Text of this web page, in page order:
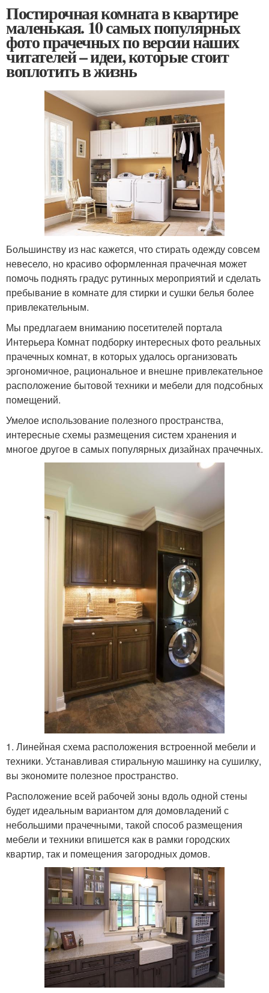
Постирочная комната в квартире
маленькая. 10 самых популярных
фото прачечных по версии наших
читателей – идеи, которые стоит
воплотить в жизнь
Большинству из нас кажется, что стирать одежду совсем
невесело, но красиво оформленная прачечная может
помочь поднять градус рутинных мероприятий и сделать
пребывание в комнате для стирки и сушки белья более
привлекательным.
Мы предлагаем вниманию посетителей портала
Интерьера Комнат подборку интересных фото реальных
прачечных комнат, в которых удалось организовать
эргономичное, рациональное и внешне привлекательное
расположение бытовой техники и мебели для подсобных
помещений.
Умелое использование полезного пространства,
интересные схемы размещения систем хранения и
многое другое в самых популярных дизайнах прачечных.
1. Линейная схема расположения встроенной мебели и
техники. Устанавливая стиральную машинку на сушилку,
вы экономите полезное пространство.
Расположение всей рабочей зоны вдоль одной стены
будет идеальным вариантом для домовладений с
небольшими прачечными, такой способ размещения
мебели и техники впишется как в рамки городских
квартир, так и помещения загородных домов.